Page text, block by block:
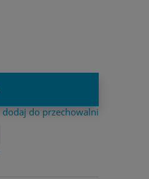
dodaj do przechowalni